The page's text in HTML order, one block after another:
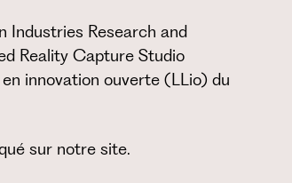
Industries Research and
Reality Capture Studio
innovation ouverte (LLio) du
sur notre site.